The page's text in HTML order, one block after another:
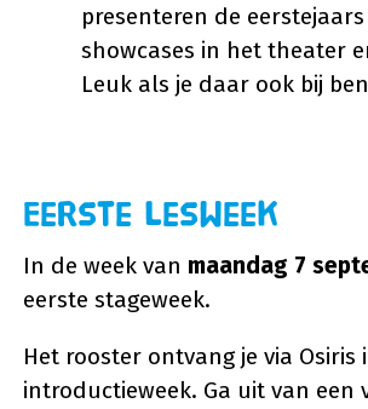
presenteren de
showcases in het theater
Leuk als je daar ook bij
Eerste lesweek
In de week van maandag 7
eerste stageweek.
Het rooster ontvang je via Osiris
introductieweek. Ga uit van een